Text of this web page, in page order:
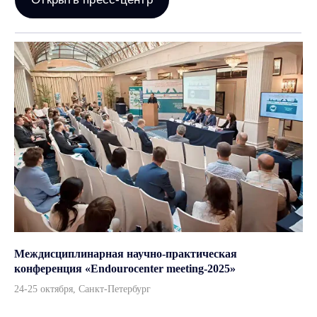
Междисциплинарная научно-практическая
конференция «Endourocenter meeting-2025»
24-25 октября, Санкт-Петербург
Каталог
Урология